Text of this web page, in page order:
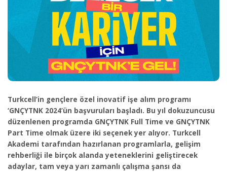
Turkcell’in gençlere özel inovatif işe alım programı
‘GNÇYTNK 2024’ün başvuruları başladı. Bu yıl dokuzuncusu
düzenlenen programda GNÇYTNK Full Time ve GNÇYTNK
Part Time olmak üzere iki seçenek yer alıyor. Turkcell
Akademi tarafından hazırlanan programlarla, gelişim
rehberliği ile birçok alanda yeteneklerini geliştirecek
adaylar, tam veya yarı zamanlı çalışma şansı da